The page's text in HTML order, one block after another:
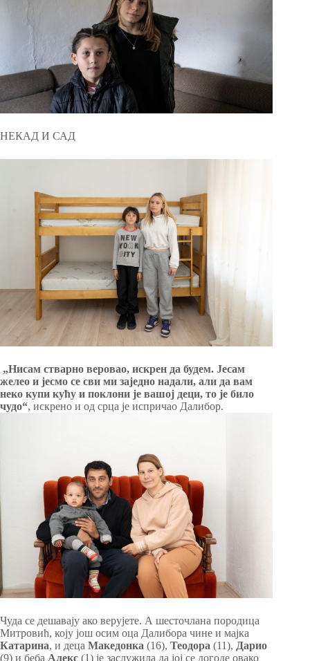
НЕКАД И САД
„Нисам стварно веровао, искрен да будем. Јесам
желео и јесмо се сви ми заједно надали, али да вам
неко купи кућу и поклони је вашој деци, то је било
чудо“, искрено и од срца је испричао Далибор.
Чуда се дешавају ако верујете. А шесточлана породица
Митровић, коју још осим оца Далибора чине и мајка
Катарина, и деца Македонка (16), Теодора (11), Дарио
(9) и беба Алекс (1) је заслужила да јој се догоде овако